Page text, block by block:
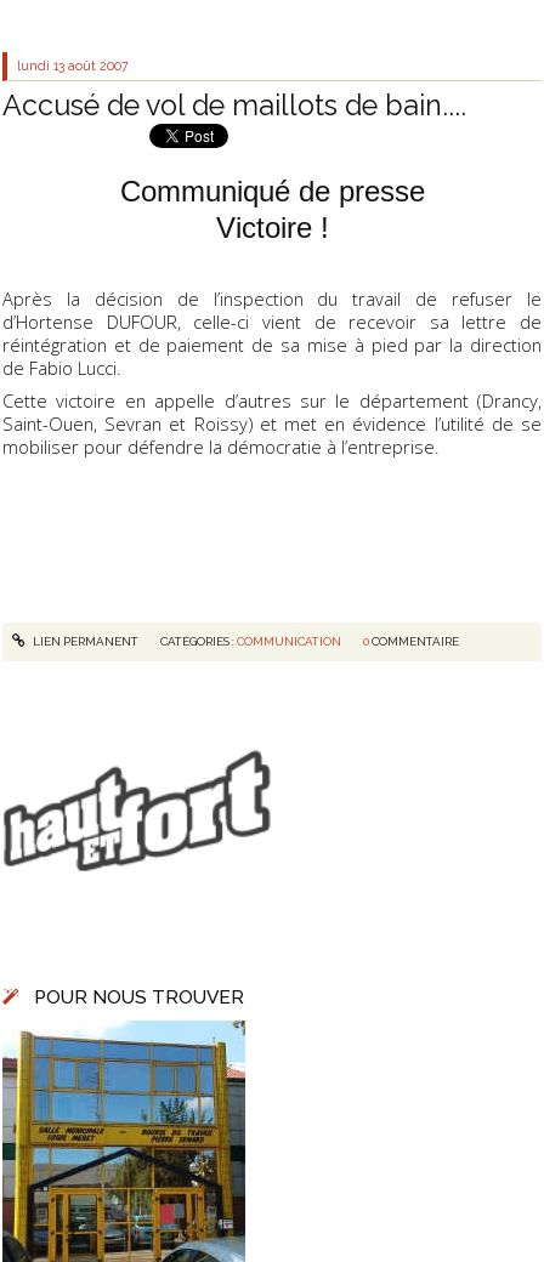
POUR NOUS TROUVER
lundi 13 août 2007
Accusé de vol de maillots de bain....
Communiqué de presse
Victoire !
Après la décision de l’inspection du travail de refuser le
d’Hortense DUFOUR, celle-ci vient de recevoir sa lettre de
réintégration et de paiement de sa mise à pied par la direction
de Fabio Lucci.
Cette victoire en appelle d’autres sur le département (Drancy,
Saint-Ouen, Sevran et Roissy) et met en évidence l’utilité de se
mobiliser pour défendre la démocratie à l’entreprise.
LIEN PERMANENT CATÉGORIES :COMMUNICATION 0COMMENTAIRE